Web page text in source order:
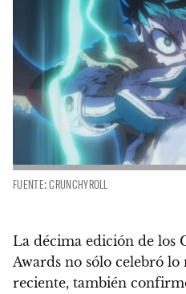
FUENTE: CRUNCHYROLL
La décima edición de los
Awards no sólo celebró
reciente, también